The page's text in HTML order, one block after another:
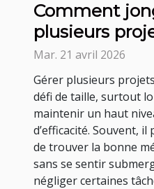
Comment
plusieurs
en efficacité ?
Mar. 21 avril 2026
Gérer plusieurs
défi de taille, surtout
maintenir un haut
d’efficacité. Souvent,
de trouver la bonne
sans se sentir
négliger certaines